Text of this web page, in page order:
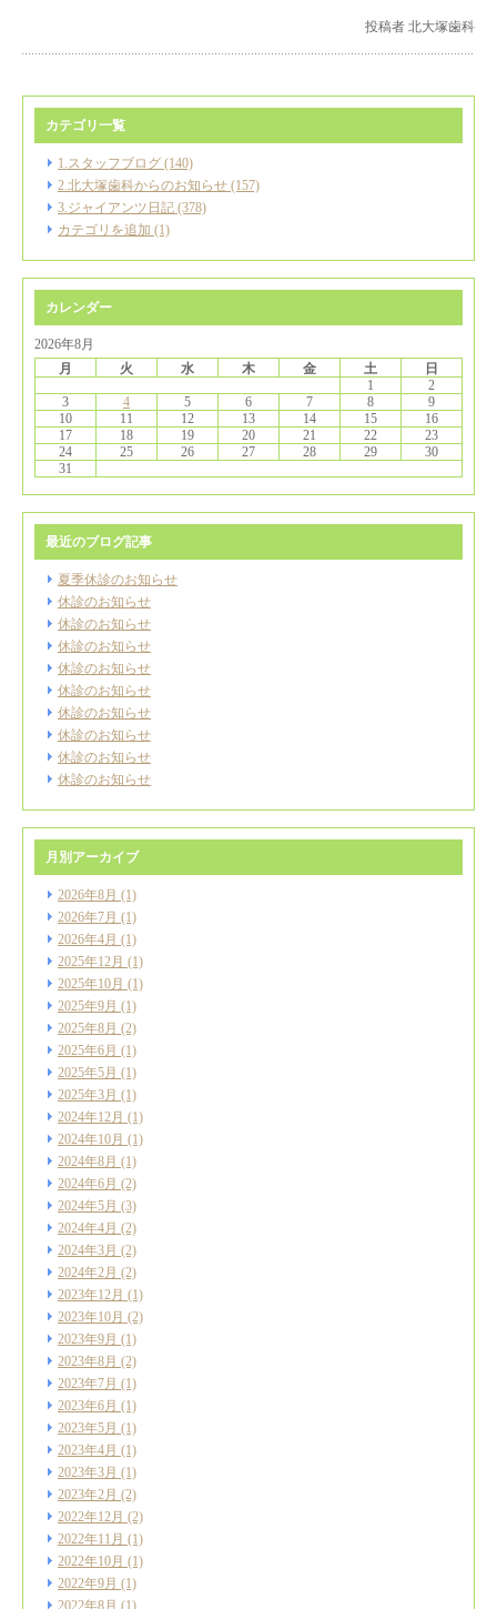
投稿者 北大塚歯科
カテゴリ一覧
1.スタッフブログ (140)
2.北大塚歯科からのお知らせ (157)
3.ジャイアンツ日記 (378)
カテゴリを追加 (1)
カレンダー
2026年8月
月
火 水 木 金 土
日
1
2
3
4 5 6 7 8
9
10
11 12 13 14 15
16
17
18 19 20 21 22
23
24
25 26 27 28 29
30
31
最近のブログ記事
夏季休診のお知らせ
休診のお知らせ
休診のお知らせ
休診のお知らせ
休診のお知らせ
休診のお知らせ
休診のお知らせ
休診のお知らせ
休診のお知らせ
休診のお知らせ
月別アーカイブ
2026年8月 (1)
2026年7月 (1)
2026年4月 (1)
2025年12月 (1)
2025年10月 (1)
2025年9月 (1)
2025年8月 (2)
2025年6月 (1)
2025年5月 (1)
2025年3月 (1)
2024年12月 (1)
2024年10月 (1)
2024年8月 (1)
2024年6月 (2)
2024年5月 (3)
2024年4月 (2)
2024年3月 (2)
2024年2月 (2)
2023年12月 (1)
2023年10月 (2)
2023年9月 (1)
2023年8月 (2)
2023年7月 (1)
2023年6月 (1)
2023年5月 (1)
2023年4月 (1)
2023年3月 (1)
2023年2月 (2)
2022年12月 (2)
2022年11月 (1)
2022年10月 (1)
2022年9月 (1)